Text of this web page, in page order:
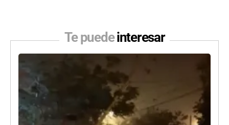
Te puedeinteresar